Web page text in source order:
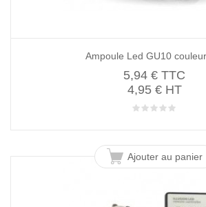
Ampoule Led GU10
5,94 € TTC
4,95 € HT
Ajouter au panier